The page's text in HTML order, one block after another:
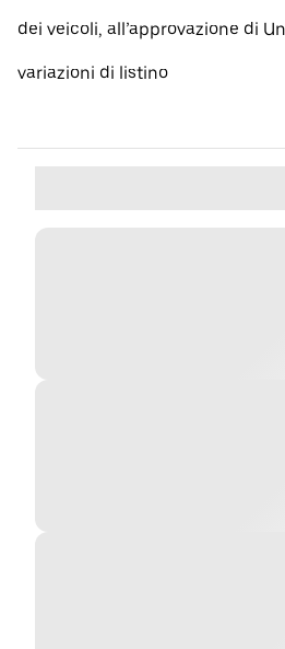
dei veicoli, all’approvazione di
variazioni di listino